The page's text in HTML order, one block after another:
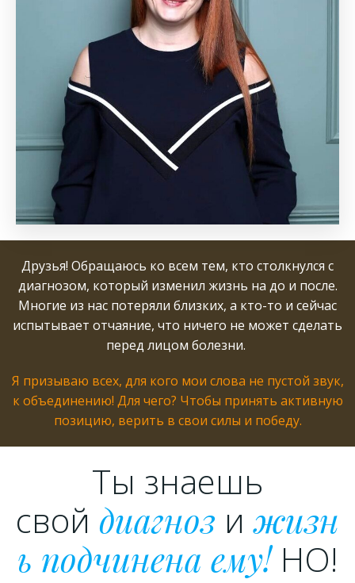
Друзья! Обращаюсь ко всем тем, кто столкнулся с
диагнозом, который изменил жизнь на до и после.
Многие из нас потеряли близких, а кто-то и сейчас
испытывает отчаяние, что ничего не может сделать
перед лицом болезни.
Я призываю всех, для кого мои слова не пустой звук,
к объединению! Для чего? Чтобы принять активную
позицию, верить в свои силы и победу.
Ты знаешь
свой диагноз ижизн
ь подчинена ему!НО!